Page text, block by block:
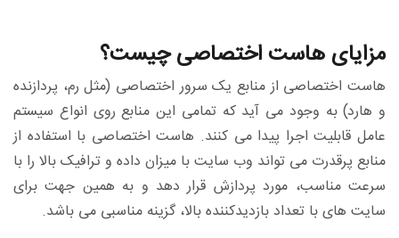
مزایای هاست اختصاصی چیست؟
هاست اختصاصی از منابع یک سرور اختصاصی (مثل رم، پردازنده
و هارد) به وجود می آید که تمامی این منابع روی انواع سیستم
عامل قابلیت اجرا پیدا می کنند. هاست اختصاصی با استفاده از
منابع پرقدرت می تواند وب سایت با میزان داده و ترافیک بالا را با
سرعت مناسب، مورد پردازش قرار دهد و به همین جهت برای
سایت های با تعداد بازدیدکننده بالا، گزینه مناسبی می باشد.